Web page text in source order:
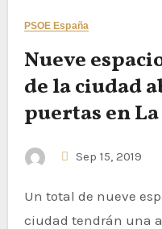
PSOE España
Nueve
de la ciudad
puertas en
Patrimonio
Sep 15, 2019
Un total de nueve espacios monumentales de la
ciudad tendrán una